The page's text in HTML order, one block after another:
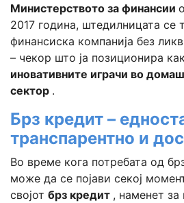
Министерството за финансии
2017 година, штедилницата се
финансиска компанија без
– чекор што ја позиционира
иновативните играчи во
сектор .
Брз кредит –
транспарентно и
Во време кога потребата од
може да се појави секој
својот брз кредит , наменет за